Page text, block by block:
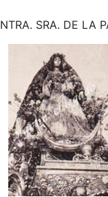
NTRA. SRA. DE LA